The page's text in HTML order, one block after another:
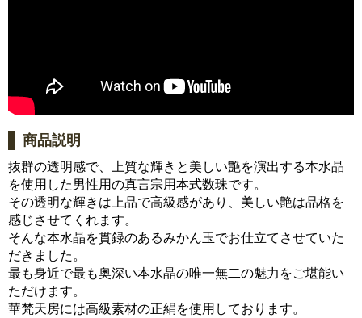
商品説明
抜群の透明感で、上質な輝きと美しい艶を演出する本水晶
を使用した男性用の真言宗用本式数珠です。
その透明な輝きは上品で高級感があり、美しい艶は品格を
感じさせてくれます。
そんな本水晶を貫録のあるみかん玉でお仕立てさせていた
だきました。
最も身近で最も奥深い本水晶の唯一無二の魅力をご堪能い
ただけます。
華梵天房には高級素材の正絹を使用しております。